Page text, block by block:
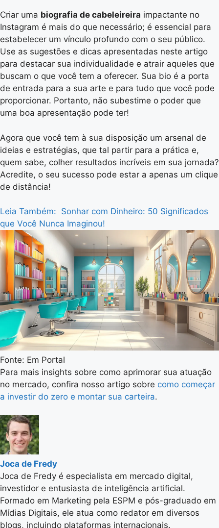
Criar uma biografia de cabeleireira impactante no
Instagram é mais do que necessário; é essencial para
estabelecer um vínculo profundo com o seu público.
Use as sugestões e dicas apresentadas neste artigo
para destacar sua individualidade e atrair aqueles que
buscam o que você tem a oferecer. Sua bio é a porta
de entrada para a sua arte e para tudo que você pode
proporcionar. Portanto, não subestime o poder que
uma boa apresentação pode ter!
Agora que você tem à sua disposição um arsenal de
ideias e estratégias, que tal partir para a prática e,
quem sabe, colher resultados incríveis em sua jornada?
Acredite, o seu sucesso pode estar a apenas um clique
de distância!
Leia Também: Sonhar com Dinheiro: 50 Significados
que Você Nunca Imaginou!
Fonte: Em Portal
Para mais insights sobre como aprimorar sua atuação
no mercado, confira nosso artigo sobre como começar
a investir do zero e montar sua carteira.
Joca de Fredy
Joca de Fredy é especialista em mercado digital,
investidor e entusiasta de inteligência artificial.
Formado em Marketing pela ESPM e pós-graduado em
Mídias Digitais, ele atua como redator em diversos
blogs, incluindo plataformas internacionais.